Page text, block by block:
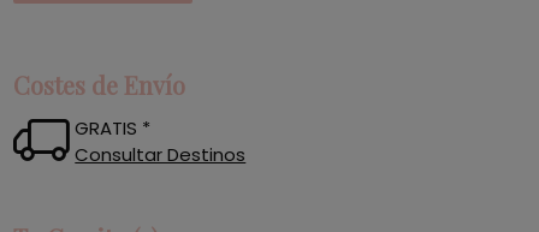
Costes de Envío
GRATIS *
Consultar Destinos